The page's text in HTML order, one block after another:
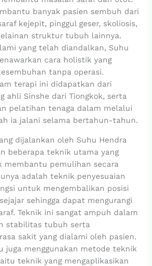
banyak pasien sembuh dari
kejepit, pinggul geser, skoliosis,
struktur tubuh lainnya.
yang telah diandalkan, Suhu
cara holistik yang
tanpa operasi.
terapi ini didapatkan dari
ahli Sinshe dari Tiongkok, serta
pelatihan tenaga dalam melalui
ia jalani selama bertahun-tahun.
dijalankan oleh Suhu Hendra
beberapa teknik utama yang
membantu pemulihan secara
adalah teknik penyesuaian
untuk mengembalikan posisi
sehingga dapat mengurangi
Teknik ini sangat ampuh dalam
stabilitas tubuh serta
sakit yang dialami oleh pasien.
juga menggunakan metode teknik
teknik yang mengaplikasikan